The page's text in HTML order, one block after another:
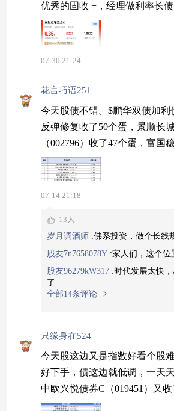
优秀的固收 +，经理做利率长
业绩排在前列。今天收蛋 35 个
个，近六月收蛋 819 个，在磨
07-30 21:24
花言巧语251
今天股债不错。$鹏华双债加利
反弹修复收了50个蛋，景顺长
（002796）收了47个蛋，富国
（000107）收了30个蛋。拿着
头了。#沪指V反收复3900点 上
07-14 21:18
13人
岁月调酒师 :佛系投资，做个长线
股友7n7658078Y :家人们，这个位
股友96279kW317 : 时代发展太快
了
全部14条评论
只缘身在524
今天股这边又是指数好看个股
好下手，债这边就低调，一天
中欧兴悦债券C（019451）又
信债券A碎了32个蛋，富国稳健